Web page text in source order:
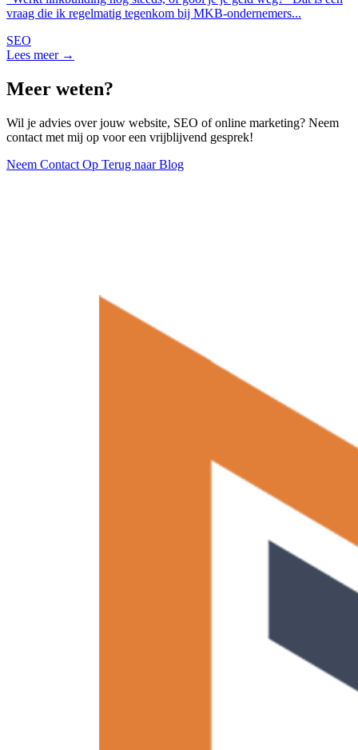
vraag die ik regelmatig tegenkom bij MKB-ondernemers...
SEO
Lees meer →
Meer weten?
Wil je advies over jouw website, SEO of online marketing? Neem
contact met mij op voor een vrijblijvend gesprek!
Neem Contact Op Terug naar Blog